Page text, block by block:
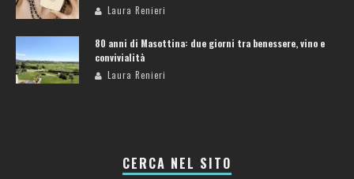
Laura Renieri
80 anni di Masottina: due giorni tra benessere, vino e
convivialità
Laura Renieri
CERCA NEL SITO